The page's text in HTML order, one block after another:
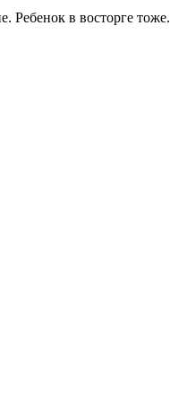
Ребенок в восторге тоже.